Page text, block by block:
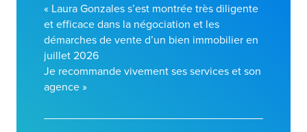
« Laura Gonzales s’est montrée très diligente
et efficace dans la négociation et les
démarches de vente d’un bien immobilier en
juillet 2026
Je recommande vivement ses services et son
agence »